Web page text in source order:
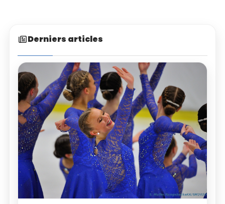
Derniers articles